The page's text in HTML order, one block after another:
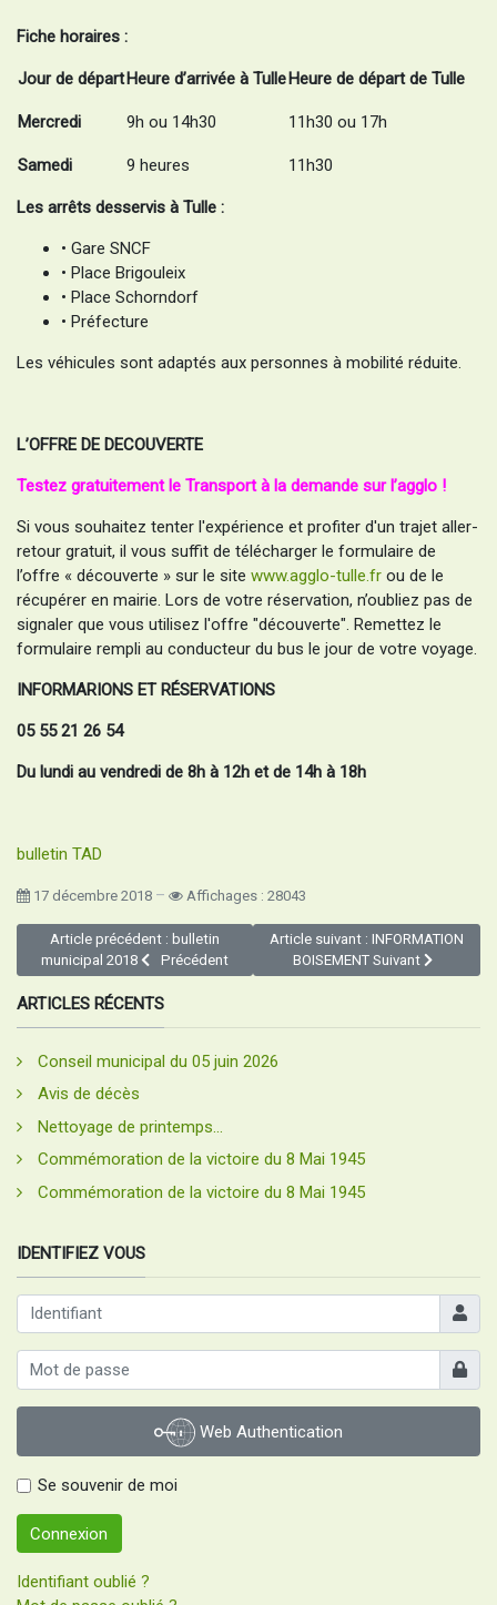
Fiche horaires :
Jour de départHeure d’arrivée à TulleHeure de départ de Tulle
Mercredi 9h ou 14h30 11h30 ou 17h
Samedi 9 heures 11h30
Les arrêts desservis à Tulle :
• Gare SNCF
• Place Brigouleix
• Place Schorndorf
• Préfecture
Les véhicules sont adaptés aux personnes à mobilité réduite.
L’OFFRE DE DECOUVERTE
Testez gratuitement le Transport à la demande sur l’agglo !
Si vous souhaitez tenter l'expérience et profiter d'un trajet aller-
retour gratuit, il vous suffit de télécharger le formulaire de
l’offre « découverte » sur le site www.agglo-tulle.fr ou de le
récupérer en mairie. Lors de votre réservation, n’oubliez pas de
signaler que vous utilisez l'offre "découverte". Remettez le
formulaire rempli au conducteur du bus le jour de votre voyage.
INFORMARIONS ET RÉSERVATIONS
05 55 21 26 54
Du lundi au vendredi de 8h à 12h et de 14h à 18h
bulletin TAD
17 décembre 2018 Affichages : 28043
Article précédent : bulletin
municipal 2018
Précédent
Article suivant : INFORMATION
BOISEMENT Suivant
ARTICLES RÉCENTS
Conseil municipal du 05 juin 2026
Avis de décès
Nettoyage de printemps...
Commémoration de la victoire du 8 Mai 1945
Commémoration de la victoire du 8 Mai 1945
IDENTIFIEZ VOUS
Afficher
Web Authentication
Se souvenir de moi
Connexion
Identifiant oublié ?